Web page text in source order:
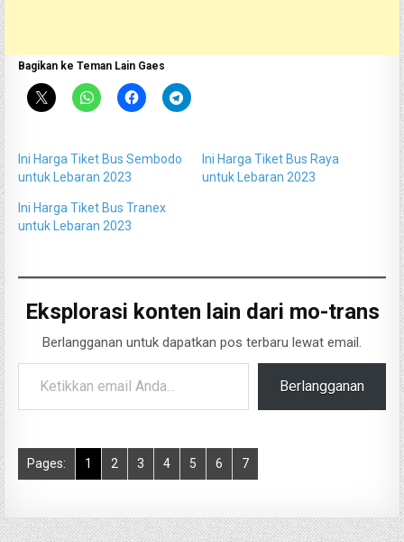
Bagikan ke Teman Lain Gaes
Ini Harga Tiket Bus Sembodo
untuk Lebaran 2023
Ini Harga Tiket Bus Raya
untuk Lebaran 2023
Ini Harga Tiket Bus Tranex
untuk Lebaran 2023
Eksplorasi konten lain dari mo-trans
Berlangganan untuk dapatkan pos terbaru lewat email.
Ketikkan email Anda...
Berlangganan
Pages: 1 2 3 4 5 6 7